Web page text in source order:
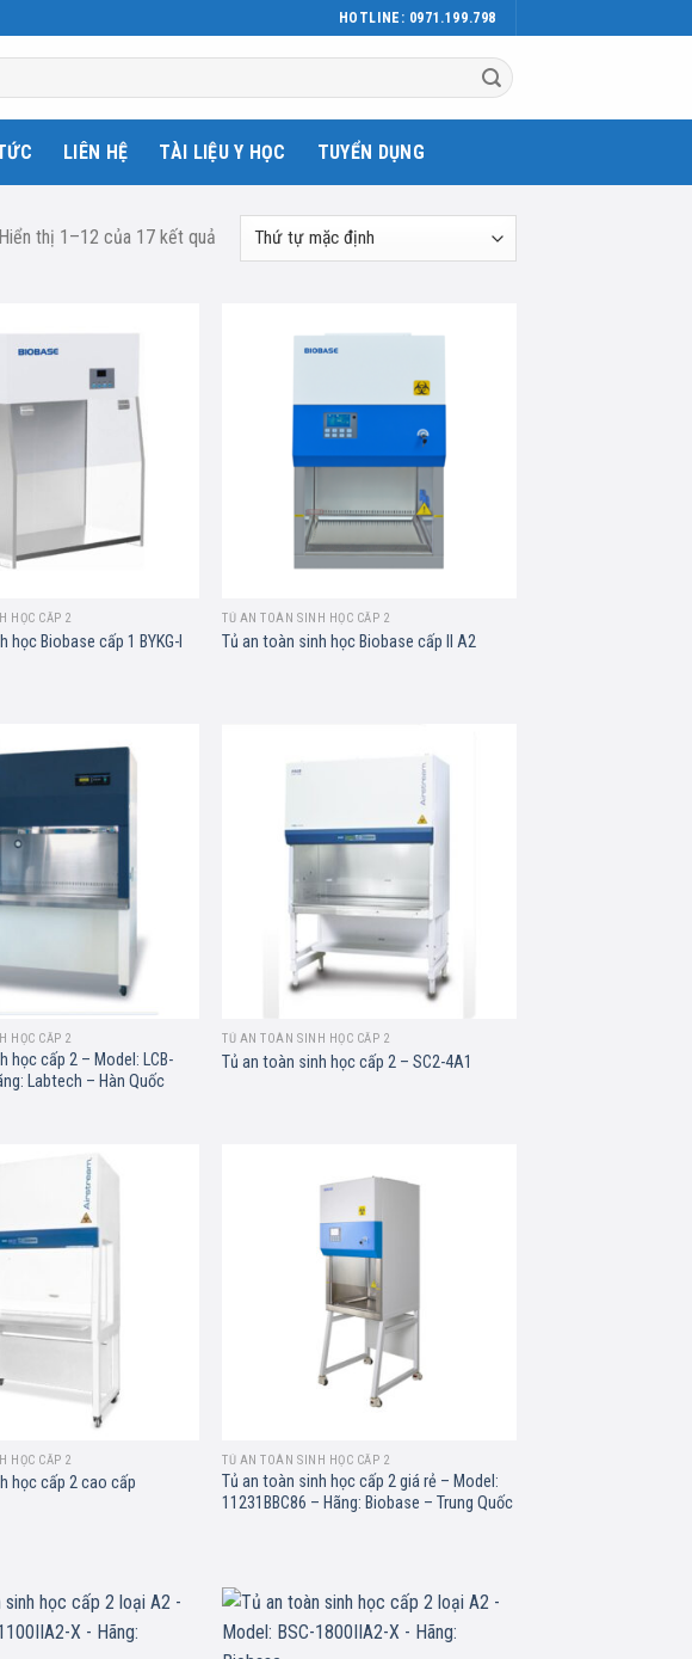
HOTLINE: 0971.199.798
LIÊN HỆ TÀI LIỆU Y HỌC TUYỂN DỤNG
Hiển thị 1–12 của 17 kết quả
HỌC CẤP 2
học Biobase cấp 1 BYKG-I
TỦ AN TOÀN SINH HỌC CẤP 2
Tủ an toàn sinh học Biobase cấp II A2
HỌC CẤP 2
học cấp 2 – Model: LCB-
Labtech – Hàn Quốc
TỦ AN TOÀN SINH HỌC CẤP 2
Tủ an toàn sinh học cấp 2 – SC2-4A1
HỌC CẤP 2
học cấp 2 cao cấp
TỦ AN TOÀN SINH HỌC CẤP 2
Tủ an toàn sinh học cấp 2 giá rẻ – Model:
11231BBC86 – Hãng: Biobase – Trung Quốc